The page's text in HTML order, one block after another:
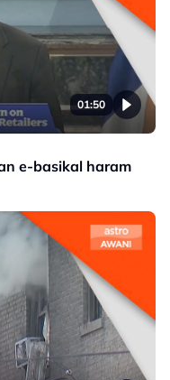
01:50
e-basikal haram